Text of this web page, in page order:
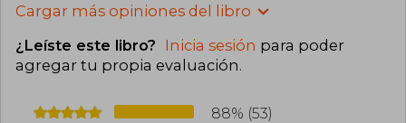
Cargar más opiniones del libro
¿Leíste este libro? Inicia sesión para poder
agregar tu propia evaluación.
88% (53)